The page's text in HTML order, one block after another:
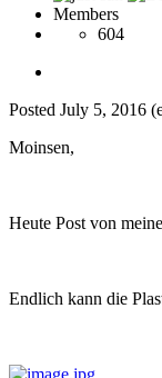
Members
604
Posted July 5, 2016
Moinsen,
Heute Post von
Endlich kann die